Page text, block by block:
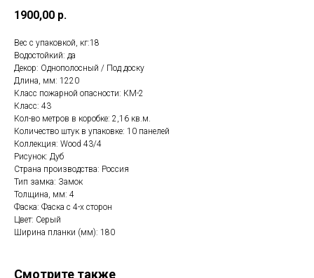
1900,00 р.
Вес с упаковкой, кг:18
Водостойкий: да
Декор: Однополосный / Под доску
Длина, мм: 1220
Класс пожарной опасности: КМ-2
Класс: 43
Кол-во метров в коробке: 2,16 кв.м.
Количество штук в упаковке: 10 панелей
Коллекция: Wood 43/4
Рисунок: Дуб
Страна производства: Россия
Тип замка: Замок
Толщина, мм: 4
Фаска: Фаска с 4-х сторон
Цвет: Серый
Ширина планки (мм): 180
Смотрите также